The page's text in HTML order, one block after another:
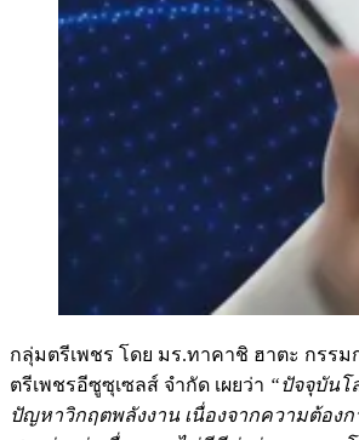
กลุ่มตรีเพชร โดย มร.ทาคาชิ ฮาตะ กรรม
ตรีเพชรอีซูซุเซลส์ จำกัด เผยว่า “ปัจจุบันโ
ปัญหาวิกฤตพลังงาน เนื่องจากความต้อง